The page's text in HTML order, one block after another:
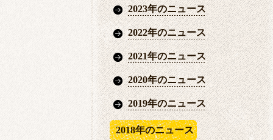
2023年のニュース
2022年のニュース
2021年のニュース
2020年のニュース
2019年のニュース
2018年のニュース